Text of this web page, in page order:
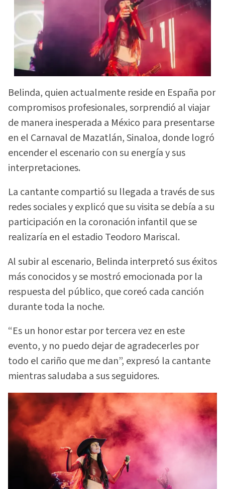
Belinda, quien actualmente reside en España por
compromisos profesionales, sorprendió al viajar
de manera inesperada a México para presentarse
en el Carnaval de Mazatlán, Sinaloa, donde logró
encender el escenario con su energía y sus
interpretaciones.
La cantante compartió su llegada a través de sus
redes sociales y explicó que su visita se debía a su
participación en la coronación infantil que se
realizaría en el estadio Teodoro Mariscal.
Al subir al escenario, Belinda interpretó sus éxitos
más conocidos y se mostró emocionada por la
respuesta del público, que coreó cada canción
durante toda la noche.
“Es un honor estar por tercera vez en este
evento, y no puedo dejar de agradecerles por
todo el cariño que me dan”, expresó la cantante
mientras saludaba a sus seguidores.